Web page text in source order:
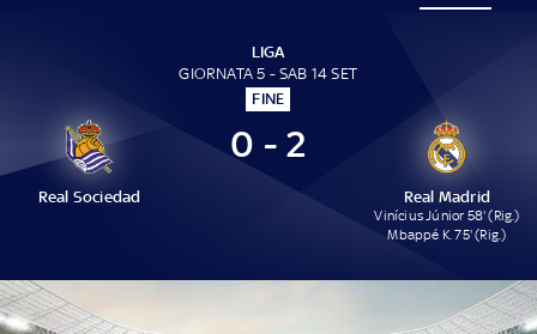
LIGA
GIORNATA 5 - SAB 14 SET
FINE
Real Sociedad
0 - 2
Real Madrid
Vinícius Júnior 58' (Rig.)
Mbappé K. 75' (Rig.)